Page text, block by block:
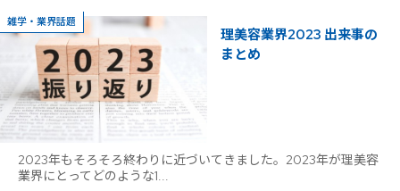
雑学・業界話題
理美容業界2023 出来事の
まとめ
2023年もそろそろ終わりに近づいてきました。2023年が理美容
業界にとってどのような1...